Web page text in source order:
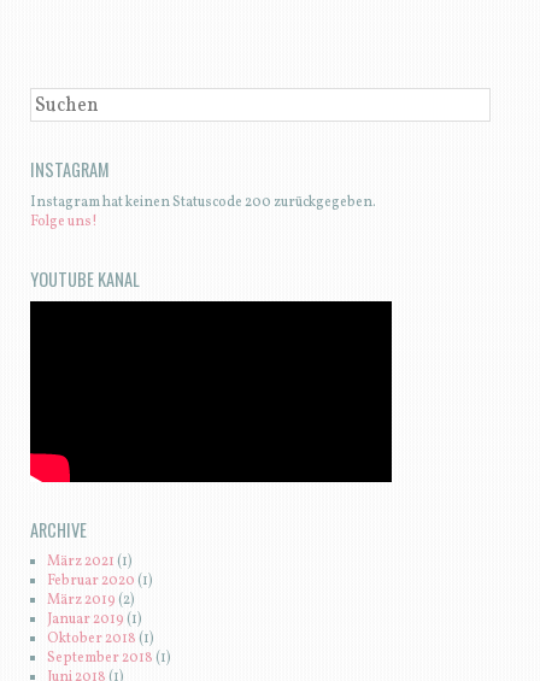
SUCHEN
INSTAGRAM
Instagram hat keinen Statuscode 200 zurückgegeben.
Folge uns!
YOUTUBE KANAL
ARCHIVE
März 2021(1)
Februar 2020 (1)
März 2019 (2)
Januar 2019 (1)
Oktober 2018(1)
September 2018 (1)